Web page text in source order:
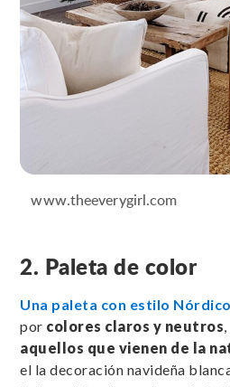
www.theeverygirl.com
2. Paleta de color
Una paleta con estilo Nórdico
por colores claros y neutros,
aquellos que vienen de la
el la decoración navideña